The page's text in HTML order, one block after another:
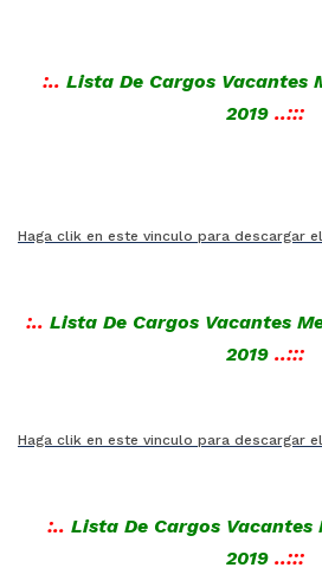
:.. Lista De Cargos Vacantes
2019 ..:::
Haga clik en este vinculo para descargar
:.. Lista De Cargos Vacantes
2019 ..:::
Haga clik en este vinculo para descargar
:.. Lista De Cargos Vacantes
2019 ..:::